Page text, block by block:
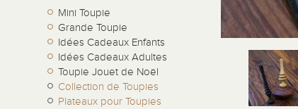
Mini Toupie
Grande Toupie
Idées Cadeaux Enfants
Idées Cadeaux Adultes
Toupie Jouet de Noël
Collection de Toupies
Plateaux pour Toupies